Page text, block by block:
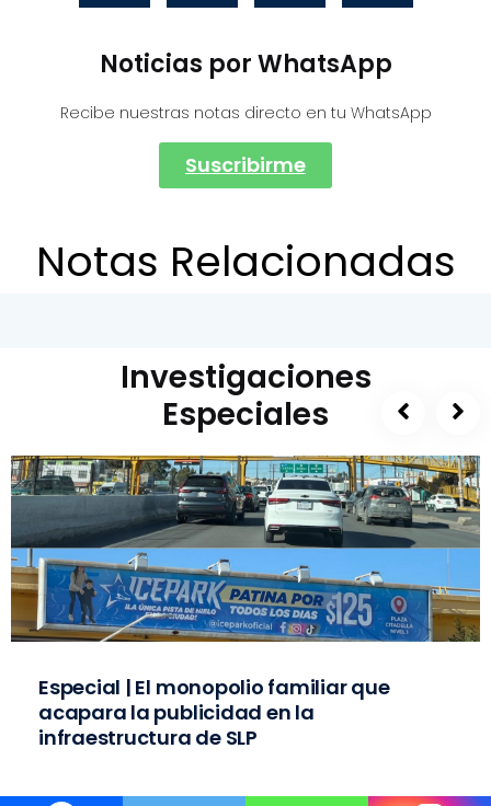
Noticias por WhatsApp
Recibe nuestras notas directo en tu WhatsApp
Suscribirme
Notas Relacionadas
Investigaciones
Especiales
Especial | El monopolio familiar que
acapara la publicidad en la
infraestructura de SLP